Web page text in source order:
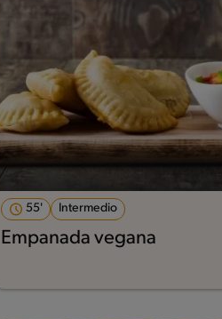
55' Intermedio
Empanada vegana